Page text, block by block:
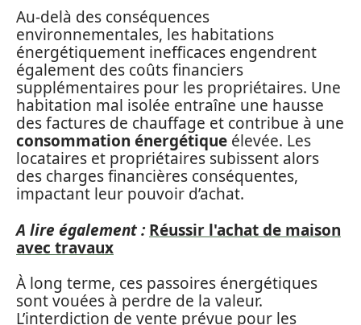
Au-delà des conséquences
environnementales, les habitations
énergétiquement inefficaces engendrent
également des coûts financiers
supplémentaires pour les propriétaires. Une
habitation mal isolée entraîne une hausse
des factures de chauffage et contribue à une
consommation énergétique élevée. Les
locataires et propriétaires subissent alors
des charges financières conséquentes,
impactant leur pouvoir d’achat.
A lire également : Réussir l'achat de maison
avec travaux
À long terme, ces passoires énergétiques
sont vouées à perdre de la valeur.
L’interdiction de vente prévue pour les